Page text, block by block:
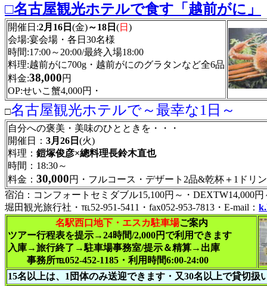
□名古屋観光ホテルで食す「越前がに」
開催日:2月16日 (金)～18日 (日 )
会場:宴会場・各日30名様
時間:17:00～20:00/最終入場18:00
料理:越前がに700g・越前がにのグラタンなど全6品
料金:38,000円
OP:せいこ蟹4,000円・
□名古屋観光ホテルで～最幸な1日～
自分への褒美・美味のひとときを・・・
開催日： 3月26日 (火)
料理： 鎧塚俊彦×總料理長鈴木直也
時間：18:30～
料金： 30,000円・フルコース・デザート2品&乾杯＋1ドリ
宿泊：コンフォートセミダブル15,100円～・DEXTW14,000円
堀田観光旅行社・℡52-951-5411・fax052-953-7813・E-mail：
名駅西口地下・エスカ駐車場ご案内
ツアー行程表を提示→24時間/2,000円で利用できます
入庫→旅行終了→駐車場事務室/提示＆精算→出庫
事務所℡052-452-1185・利用時間6:00-24:00
15名以上は、1団体のみ送迎できます・又30名以上で貸切扱